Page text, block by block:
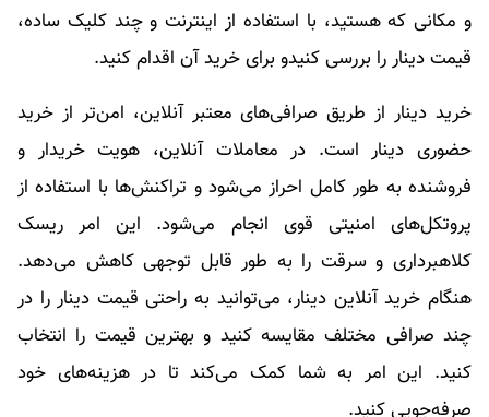
و مکانی که هستید، با استفاده از اینترنت و چند کلیک ساده،
قیمت دینار را بررسی کنیدو برای خرید آن اقدام کنید.
خرید دینار از طریق صرافی‌های معتبر آنلاین، امن‌تر از خرید
حضوری دینار است. در معاملات آنلاین، هویت خریدار و
فروشنده به طور کامل احراز می‌شود و تراکنش‌ها با استفاده از
پروتکل‌های امنیتی قوی انجام می‌شود. این امر ریسک
کلاهبرداری و سرقت را به طور قابل توجهی کاهش می‌دهد.
هنگام خرید آنلاین دینار، می‌توانید به راحتی قیمت دینار را در
چند صرافی مختلف مقایسه کنید و بهترین قیمت را انتخاب
کنید. این امر به شما کمک می‌کند تا در هزینه‌های خود
صرفه‌جویی کنید.